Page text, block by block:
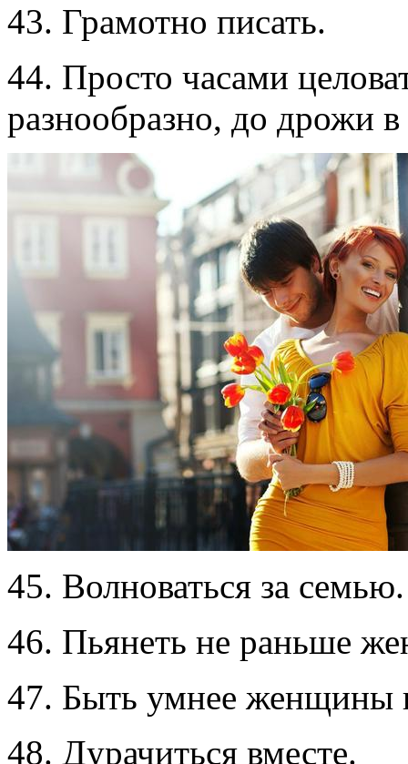
43. Грамотно писать.
44. Просто часами
разнообразно, до дрожи в
45. Волноваться за семью.
46. Пьянеть не раньше
47. Быть умнее женщины
48. Дурачиться вместе.